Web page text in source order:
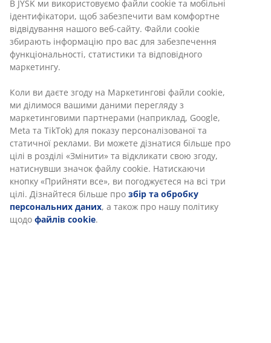
впорядкування дрібних речей на полиці або
письмовому столі.24х32х16 см
Артикул: 4912902
Характеристики
Відгуки
0)
Доставка